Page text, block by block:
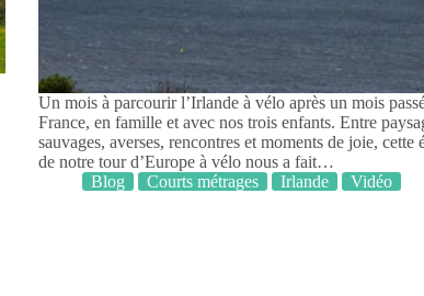
Un mois à parcourir l’Irlande à vélo après un mois
France, en famille et avec nos trois enfants. Entre
sauvages, averses, rencontres et moments de joie, cette
de notre tour d’Europe à vélo nous a fait…
Blog
Courts métrages Irlande Vidéo